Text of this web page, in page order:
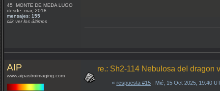
45 MONTE DE MEDA LUGO
desde: mar, 2018
mensajes: 155
clik ver los últimos
AIP
www.aipastroimaging.com
re.: Sh2-114 Nebulosa del dragon
« respuesta #15 : Mié, 15 Oct 2025, 19:40